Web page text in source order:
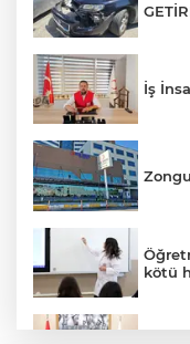
İş
kötü